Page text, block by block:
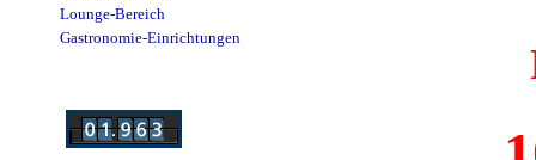
Lounge-Bereich
Gastronomie-Einrichtungen